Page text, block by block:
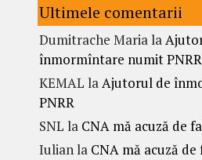
Ultimele comentarii
Dumitrache Mariala
înmormîntare numit PNRR
KEMAL laAjutorul de
PNRR
SNL la CNA mă acuză de
Iulianla CNA mă acuză de